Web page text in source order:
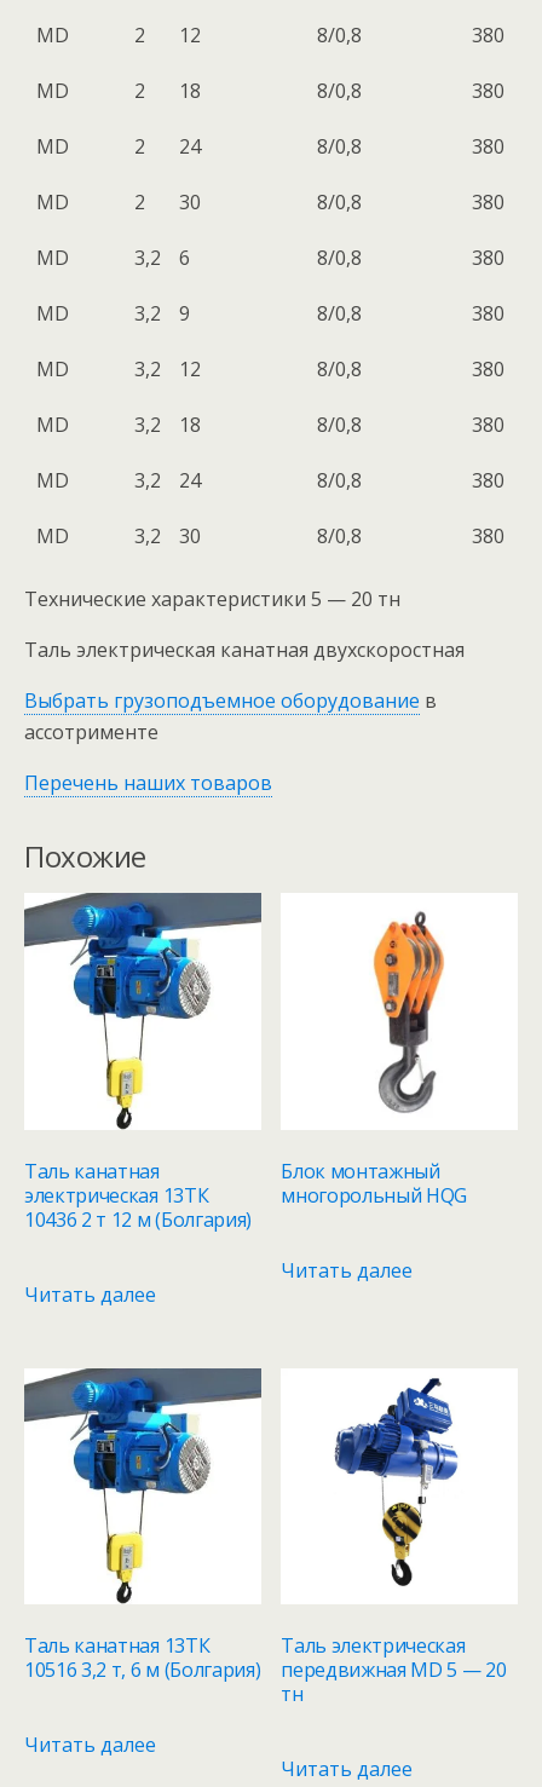
МD 2 12 8/0,8 380
МD 2 18 8/0,8 380
МD 2 24 8/0,8 380
МD 2 30 8/0,8 380
МD 3,2 6 8/0,8 380
МD 3,2 9 8/0,8 380
МD 3,2 12 8/0,8 380
МD 3,2 18 8/0,8 380
МD 3,2 24 8/0,8 380
МD 3,2 30 8/0,8 380
Технические характеристики 5 — 20 тн
Таль электрическая канатная двухскоростная
Выбрать грузоподъемное оборудование в
ассотрименте
Перечень наших товаров
Похожие
Таль канатная
электрическая 13ТК
10436 2 т 12 м (Болгария)
Читать далее
Блок монтажный
многорольный HQG
Читать далее
Таль канатная 13ТК
10516 3,2 т, 6 м (Болгария)
Читать далее
Таль электрическая
передвижная МD 5 — 20
тн
Читать далее